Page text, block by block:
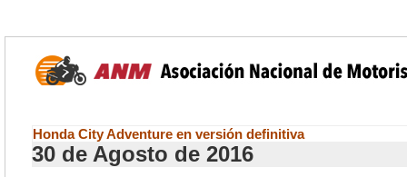
Honda City Adventure en versión definitiva
30 de Agosto de 2016